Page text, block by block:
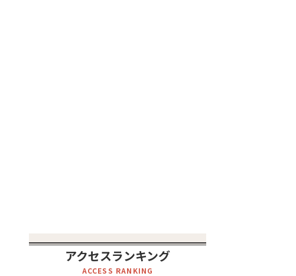
アクセスランキング
ACCESS RANKING